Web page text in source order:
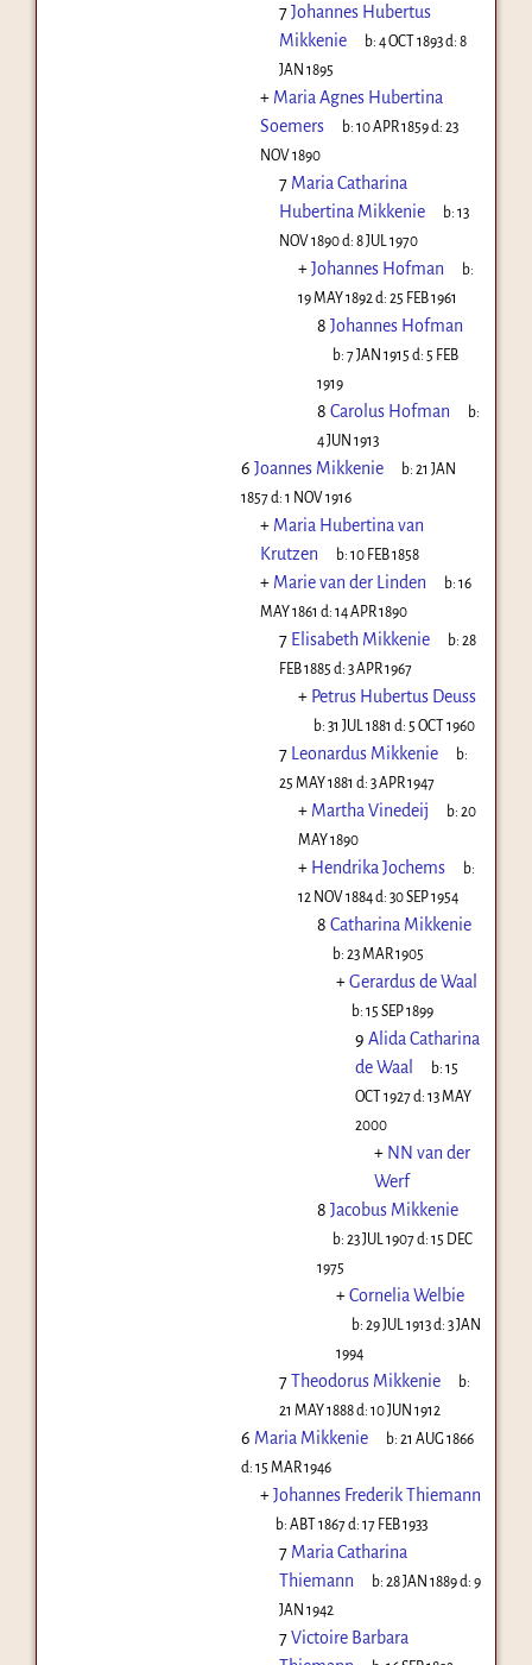
7Johannes Hubertus
Mikkenie
b:4 OCT 1893d:8
JAN 1895
+ Maria Agnes Hubertina
Soemers
b:10 APR 1859d:23
NOV 1890
7 Maria Catharina
Hubertina Mikkenie
b:13
NOV 1890d: 8 JUL 1970
+Johannes Hofman
b:
19 MAY 1892 d: 25 FEB 1961
8 Johannes Hofman
b:7 JAN 1915 d: 5 FEB
1919
8 Carolus Hofman
b:
4 JUN 1913
6 Joannes Mikkenie b:21 JAN
1857d: 1 NOV 1916
+ Maria Hubertina van
Krutzen
b:10 FEB 1858
+ Marie van der Linden b:16
MAY 1861 d: 14 APR 1890
7 Elisabeth Mikkenie b:28
FEB 1885 d: 3 APR 1967
+ Petrus Hubertus Deuss
b:31 JUL 1881 d: 5 OCT 1960
7 Leonardus Mikkenie
b:
25 MAY 1881 d: 3 APR 1947
+ Martha Vinedeij b:20
MAY 1890
+ Hendrika Jochems
b:
12 NOV 1884d: 30 SEP 1954
8 Catharina Mikkenie
b:23 MAR 1905
+Gerardus de Waal
b:15 SEP 1899
9 Alida Catharina
de Waal
b:15
OCT 1927d: 13 MAY
2000
+ NN van der
Werf
8 Jacobus Mikkenie
b:23 JUL 1907d:15 DEC
1975
+Cornelia Welbie
b:29 JUL 1913d:3 JAN
1994
7Theodorus Mikkenie
b:
21 MAY 1888d: 10 JUN 1912
6 Maria Mikkenie b:21 AUG 1866
d: 15 MAR 1946
+Johannes Frederik Thiemann
b:ABT 1867d:17 FEB 1933
7 Maria Catharina
Thiemann
b:28 JAN 1889d:9
JAN 1942
7Victoire Barbara